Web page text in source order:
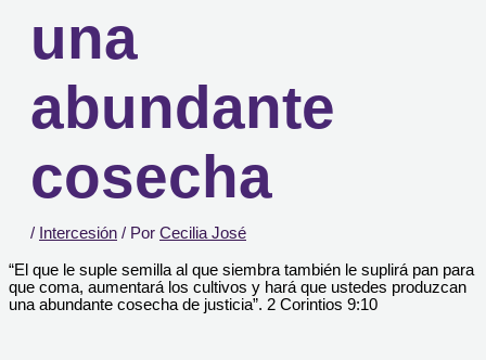
una
abundante
cosecha
/ Intercesión / Por Cecilia José
“El que le suple semilla al que siembra también le suplirá pan para
que coma, aumentará los cultivos y hará que ustedes produzcan
una abundante cosecha de justicia”. 2 Corintios 9:10